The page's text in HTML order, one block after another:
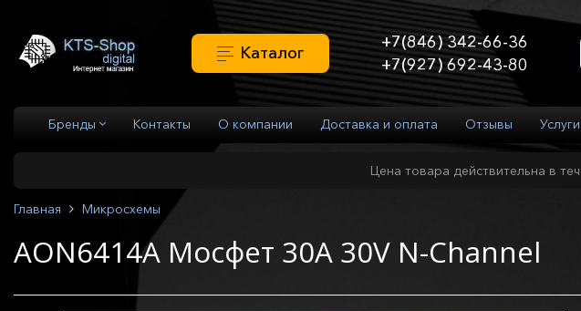
Каталог
+7(846) 342-66-36
+7(927) 692-43-80
Бренды Контакты О компании Доставка и оплата Отзывы
Цена товара действительна в
Главная Микросхемы
AON6414A Мосфет 30A 30V N-Channel